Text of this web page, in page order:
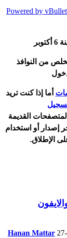
6 أكتوبر
من النوافذ
ما إذا كنت تريد
المتصفحات القديمة
إصدار أو استخدام
الإطلاق.
Hanan Mattar